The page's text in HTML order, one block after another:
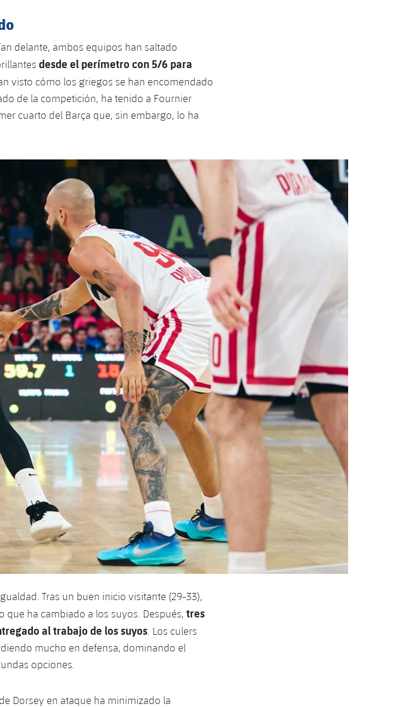
delante, ambos equipos han saltado
desde el perímetro con 5/6 para
visto cómo los griegos se han encomendado
de la competición, ha tenido a Fournier
cuarto del Barça que, sin embargo, lo ha
Tras un buen inicio visitante (29-33),
ha cambiado a los suyos. Después, tres
al trabajo de los suyos . Los culers
mucho en defensa, dominando el
opciones.
Dorsey en ataque ha minimizado la